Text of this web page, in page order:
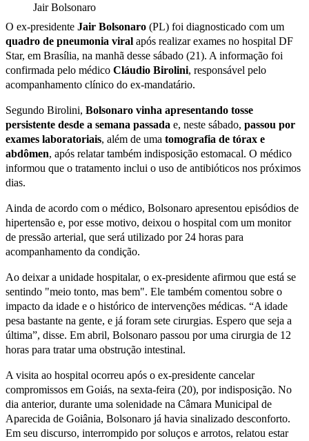
Jair Bolsonaro
O ex-presidente Jair Bolsonaro (PL) foi diagnosticado com um
quadro de pneumonia viral após realizar exames no hospital DF
Star, em Brasília, na manhã desse sábado (21). A informação foi
confirmada pelo médico Cláudio Birolini, responsável pelo
acompanhamento clínico do ex-mandatário.
Segundo Birolini, Bolsonaro vinha apresentando tosse
persistente desde a semana passada e, neste sábado, passou por
exames laboratoriais, além de uma tomografia de tórax e
abdômen, após relatar também indisposição estomacal. O médico
informou que o tratamento inclui o uso de antibióticos nos próximos
dias.
Ainda de acordo com o médico, Bolsonaro apresentou episódios de
hipertensão e, por esse motivo, deixou o hospital com um monitor
de pressão arterial, que será utilizado por 24 horas para
acompanhamento da condição.
Ao deixar a unidade hospitalar, o ex-presidente afirmou que está se
sentindo "meio tonto, mas bem". Ele também comentou sobre o
impacto da idade e o histórico de intervenções médicas. “A idade
pesa bastante na gente, e já foram sete cirurgias. Espero que seja a
última”, disse. Em abril, Bolsonaro passou por uma cirurgia de 12
horas para tratar uma obstrução intestinal.
A visita ao hospital ocorreu após o ex-presidente cancelar
compromissos em Goiás, na sexta-feira (20), por indisposição. No
dia anterior, durante uma solenidade na Câmara Municipal de
Aparecida de Goiânia, Bolsonaro já havia sinalizado desconforto.
Em seu discurso, interrompido por soluços e arrotos, relatou estar